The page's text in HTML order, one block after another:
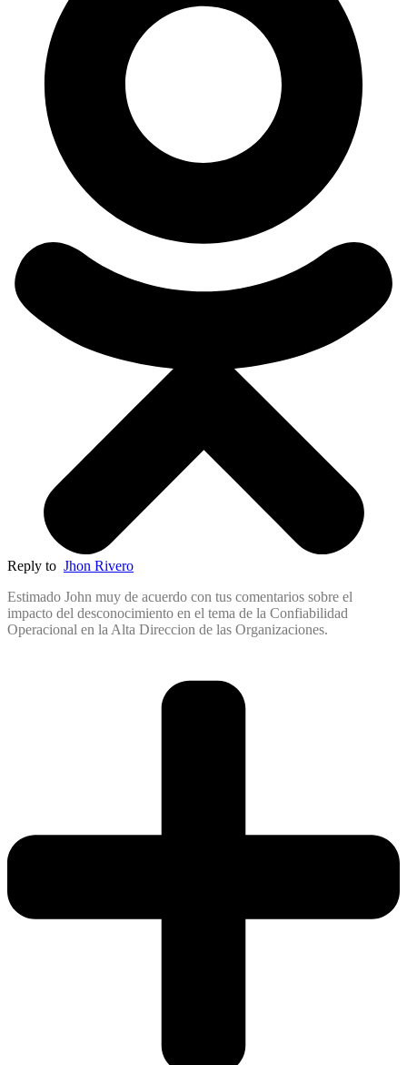
Reply to Jhon Rivero
Estimado John muy de acuerdo con tus comentarios sobre el
impacto del desconocimiento en el tema de la Confiabilidad
Operacional en la Alta Direccion de las Organizaciones.